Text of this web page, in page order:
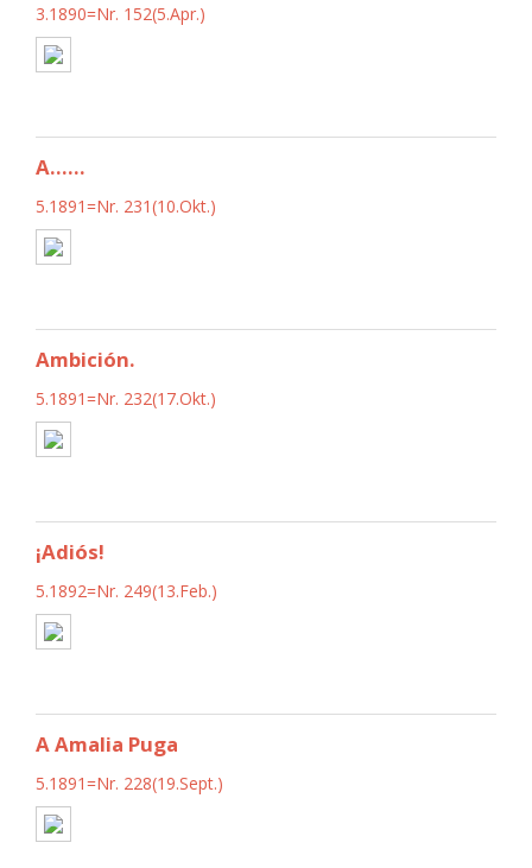
3.1890=Nr. 152(5.Apr.)
A......
5.1891=Nr. 231(10.Okt.)
Ambición.
5.1891=Nr. 232(17.Okt.)
¡Adiós!
5.1892=Nr. 249(13.Feb.)
A Amalia Puga
5.1891=Nr. 228(19.Sept.)